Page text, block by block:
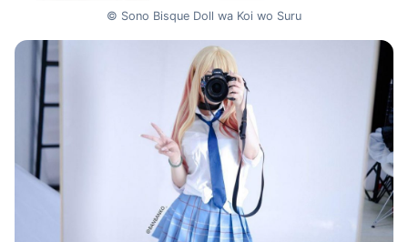
© Sono Bisque Doll wa Koi wo Suru